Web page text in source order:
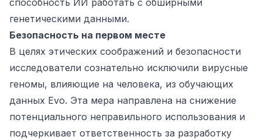
способность ИИ работать с обширными
генетическими данными.
Безопасность на первом месте
В целях этических соображений и безопасности
исследователи сознательно исключили вирусные
геномы, влияющие на человека, из обучающих
данных Evo. Эта мера направлена на снижение
потенциального неправильного использования и
подчеркивает ответственность за разработку